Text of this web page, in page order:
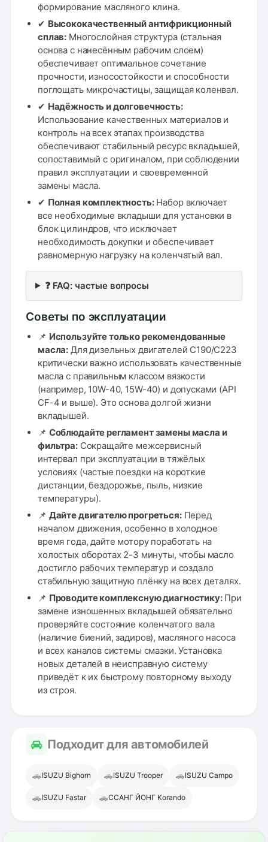
формирование масляного клина.
✔ Высококачественный антифрикционный
сплав: Многослойная структура (стальная
основа с нанесённым рабочим слоем)
обеспечивает оптимальное сочетание
прочности, износостойкости и способности
поглощать микрочастицы, защищая коленвал.
✔ Надёжность и долговечность:
Использование качественных материалов и
контроль на всех этапах производства
обеспечивают стабильный ресурс вкладышей,
сопоставимый с оригиналом, при соблюдении
правил эксплуатации и своевременной
замены масла.
✔ Полная комплектность:Набор включает
все необходимые вкладыши для установки в
блок цилиндров, что исключает
необходимость докупки и обеспечивает
равномерную нагрузку на коленчатый вал.
❓ FAQ: частые вопросы
Советы по эксплуатации
📌 Используйте только рекомендованные
масла: Для дизельных двигателей C190/C223
критически важно использовать качественные
масла с правильным классом вязкости
(например, 10W-40, 15W-40) и допусками (API
CF-4 и выше). Это основа долгой жизни
вкладышей.
📌 Соблюдайте регламент замены масла и
фильтра:Сокращайте межсервисный
интервал при эксплуатации в тяжёлых
условиях (частые поездки на короткие
дистанции, бездорожье, пыль, низкие
температуры).
📌 Дайте двигателю прогреться:Перед
началом движения, особенно в холодное
время года, дайте мотору поработать на
холостых оборотах 2-3 минуты, чтобы масло
достигло рабочих температур и создало
стабильную защитную плёнку на всех деталях.
📌 Проводите комплексную диагностику:При
замене изношенных вкладышей обязательно
проверяйте состояние коленчатого вала
(наличие биений, задиров), масляного насоса
и всех каналов системы смазки. Установка
новых деталей в неисправную систему
приведёт к их быстрому повторному выходу
из строя.
Подходит для автомобилей
🚗ISUZU Bighorn 🚗ISUZU Trooper 🚗ISUZU Campo
🚗ISUZU Fastar 🚗ССАНГ ЙОНГ Korando